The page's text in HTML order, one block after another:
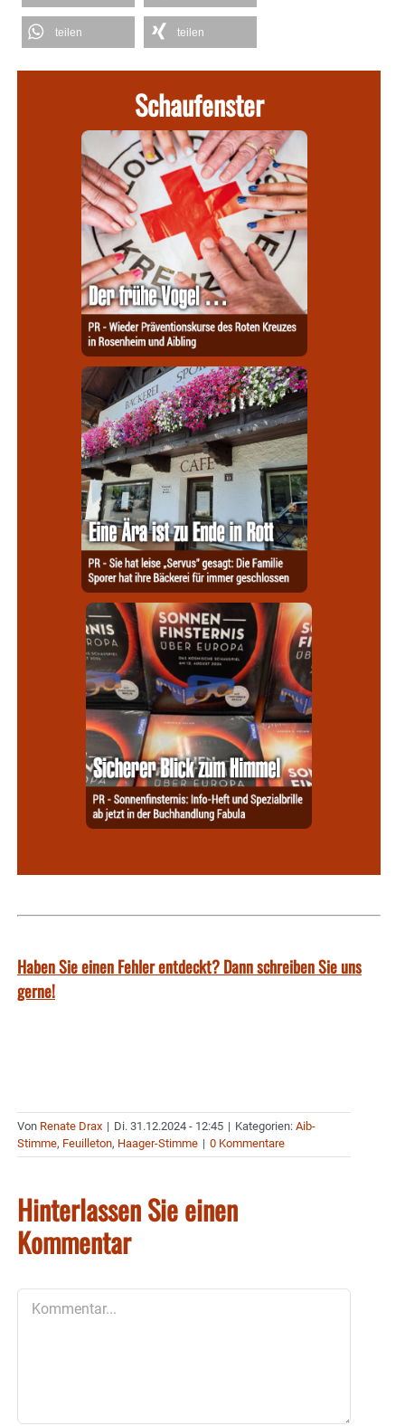
teilen teilen
Schaufenster
Haben Sie einen Fehler entdeckt? Dann schreiben Sie uns
gerne!
Von Renate Drax | Di. 31.12.2024 - 12:45 | Kategorien: Aib-
Stimme, Feuilleton, Haager-Stimme | 0 Kommentare
Hinterlassen Sie einen
Kommentar